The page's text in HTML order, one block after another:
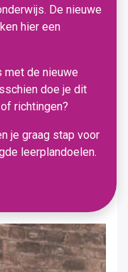
De nieuwe
hier een
met de nieuwe
doe je dit
richtingen?
je graag stap voor
leerplandoelen.